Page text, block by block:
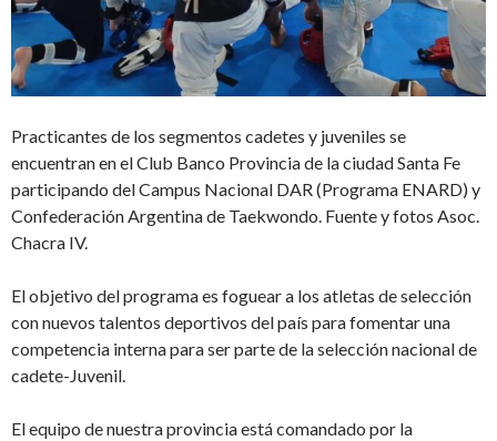
Practicantes de los segmentos cadetes y juveniles se
encuentran en el Club Banco Provincia de la ciudad Santa Fe
participando del Campus Nacional DAR (Programa ENARD) y
Confederación Argentina de Taekwondo. Fuente y fotos Asoc.
Chacra IV.
El objetivo del programa es foguear a los atletas de selección
con nuevos talentos deportivos del país para fomentar una
competencia interna para ser parte de la selección nacional de
cadete-Juvenil.
El equipo de nuestra provincia está comandado por la